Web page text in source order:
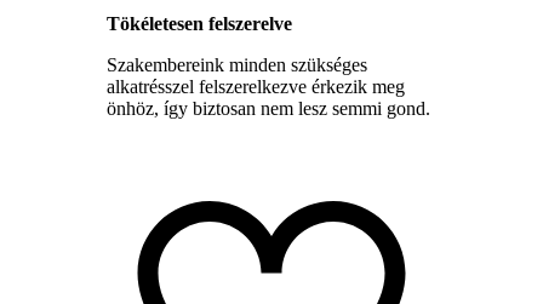
Tökéletesen felszerelve
Szakembereink minden szükséges
alkatrésszel felszerelkezve érkezik meg
önhöz, így biztosan nem lesz semmi gond.